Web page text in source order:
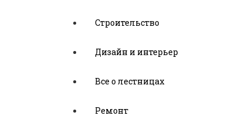
Строительство
Дизайн и интерьер
Все о лестницах
Ремонт